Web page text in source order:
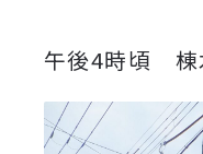
午後4時頃 棟